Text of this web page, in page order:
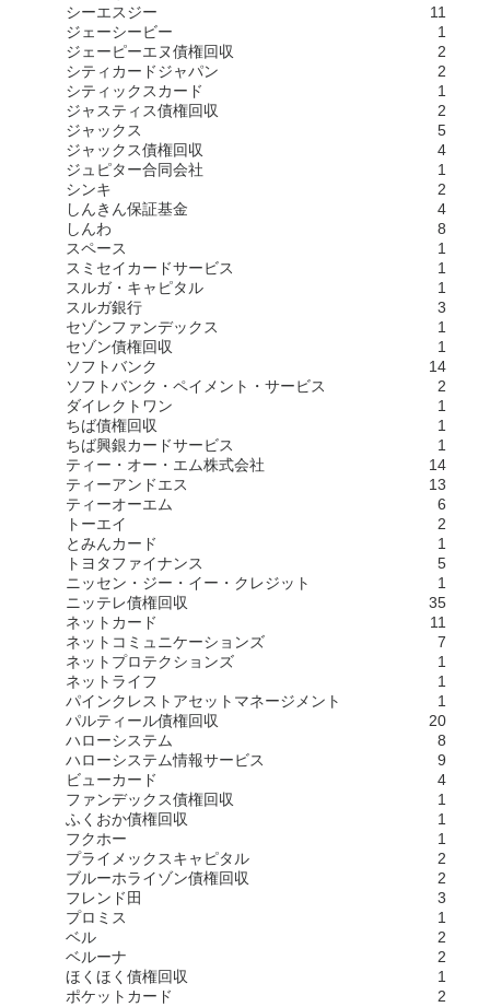
シーエスジー
11
ジェーシービー
1
ジェーピーエヌ債権回収
2
シティカードジャパン
2
シティックスカード
1
ジャスティス債権回収
2
ジャックス
5
ジャックス債権回収
4
ジュピター合同会社
1
シンキ
2
しんきん保証基金
4
しんわ
8
スペース
1
スミセイカードサービス
1
スルガ・キャピタル
1
スルガ銀行
3
セゾンファンデックス
1
セゾン債権回収
1
ソフトバンク
14
ソフトバンク・ペイメント・サービス
2
ダイレクトワン
1
ちば債権回収
1
ちば興銀カードサービス
1
ティー・オー・エム株式会社
14
ティーアンドエス
13
ティーオーエム
6
トーエイ
2
とみんカード
1
トヨタファイナンス
5
ニッセン・ジー・イー・クレジット
1
ニッテレ債権回収
35
ネットカード
11
ネットコミュニケーションズ
7
ネットプロテクションズ
1
ネットライフ
1
パインクレストアセットマネージメント
1
パルティール債権回収
20
ハローシステム
8
ハローシステム情報サービス
9
ビューカード
4
ファンデックス債権回収
1
ふくおか債権回収
1
フクホー
1
プライメックスキャピタル
2
ブルーホライゾン債権回収
2
フレンド田
3
プロミス
1
ベル
2
ベルーナ
2
ほくほく債権回収
1
ポケットカード
2